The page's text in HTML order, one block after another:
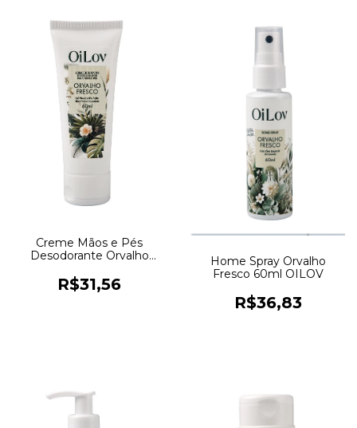
Creme Mãos e Pés
Desodorante Orvalho
R$31,56
Home Spray Orvalho
Fresco 60ml OILOV
R$36,83